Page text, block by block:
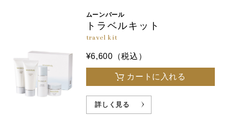
ムーンパール
トラベルキット
travel kit
¥6,600（税込）
カートに入れる
詳しく見る